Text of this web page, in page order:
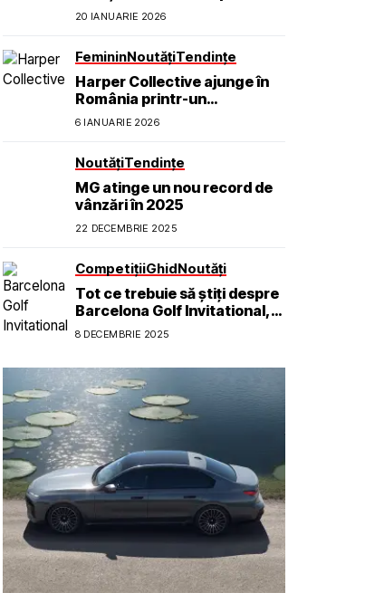
neuroștiință pentru a ajuta
20 IANUARIE 2026
FemininNoutățiTendințe
Harper Collective ajunge în
România printr-un
parteneriat exclusiv cu TOFF
6 IANUARIE 2026
NoutățiTendințe
MG atinge un nou record de
vânzări în 2025
22 DECEMBRIE 2025
CompetițiiGhidNoutăți
Tot ce trebuie să știți despre
Barcelona Golf Invitational,
prezentat de BOAT și Voly
8 DECEMBRIE 2025